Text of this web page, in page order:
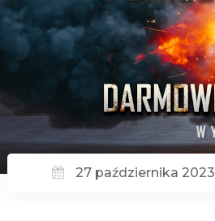
27 października 2023